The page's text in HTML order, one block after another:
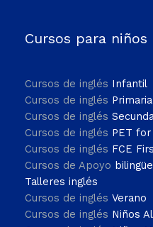
Cursos para niños
Cursos de inglés Infantil
Cursos de inglés Primaria
Cursos de inglés
Cursos de inglés PET
Cursos de inglés FCE
Cursos de Apoyo bilingüe
Talleres inglés
Cursos de inglés Verano
Cursos de inglés Niños